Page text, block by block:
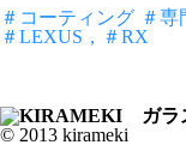
＃コーティング ＃専
＃LEXUS，＃RX
© 2013 kirameki